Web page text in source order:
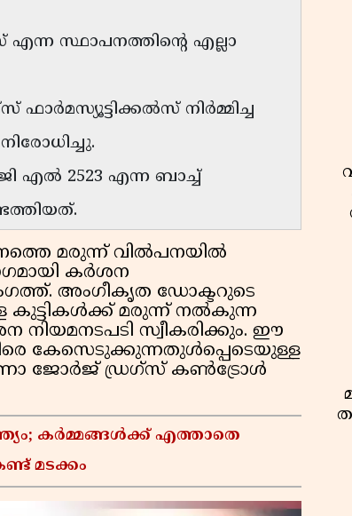
എന്ന സ്ഥാപനത്തിൻ്റെ എല്ലാ
നിർമ്മിച്ച
എൽ 2523 എന്ന ബാച്ച്
മരുന്ന് വിൽപനയിൽ
കർശന
അംഗീകൃത ഡോക്ടറുടെ
കുട്ടികൾക്ക് മരുന്ന് നൽകുന്ന
സ്വീകരിക്കും. ഈ
കേസെടുക്കുന്നതുൾപ്പെടെയുള്ള
ജോർജ് ഡ്രഗ്‌സ് കൺട്രോൾ
കർമ്മങ്ങൾക്ക് എത്താതെ
മടക്കം